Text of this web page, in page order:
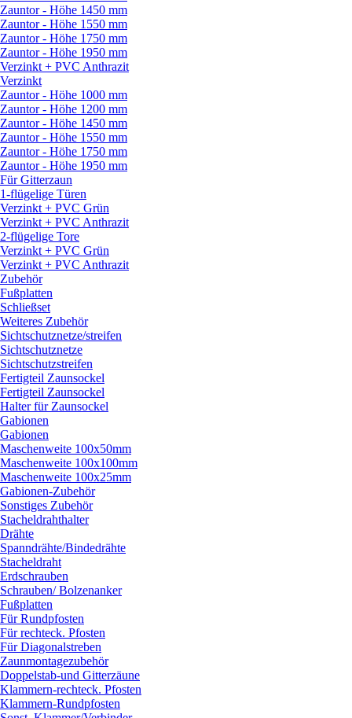
Zauntor - Höhe 1450 mm
Zauntor - Höhe 1550 mm
Zauntor - Höhe 1750 mm
Zauntor - Höhe 1950 mm
Verzinkt + PVC Anthrazit
Verzinkt
Zauntor - Höhe 1000 mm
Zauntor - Höhe 1200 mm
Zauntor - Höhe 1450 mm
Zauntor - Höhe 1550 mm
Zauntor - Höhe 1750 mm
Zauntor - Höhe 1950 mm
Für Gitterzaun
1-flügelige Türen
Verzinkt + PVC Grün
Verzinkt + PVC Anthrazit
2-flügelige Tore
Verzinkt + PVC Grün
Verzinkt + PVC Anthrazit
Zubehör
Fußplatten
Schließset
Weiteres Zubehör
Sichtschutznetze/streifen
Sichtschutznetze
Sichtschutzstreifen
Fertigteil Zaunsockel
Fertigteil Zaunsockel
Halter für Zaunsockel
Gabionen
Gabionen
Maschenweite 100x50mm
Maschenweite 100x100mm
Maschenweite 100x25mm
Gabionen-Zubehör
Sonstiges Zubehör
Stacheldrahthalter
Drähte
Spanndrähte/Bindedrähte
Stacheldraht
Erdschrauben
Schrauben/Bolzenanker
Fußplatten
Für Rundpfosten
Für rechteck. Pfosten
Für Diagonalstreben
Zaunmontagezubehör
Doppelstab-und Gitterzäune
Klammern-rechteck. Pfosten
Klammern-Rundpfosten